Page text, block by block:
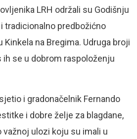
LRH održali su Godišnju
tradicionalno predbožićno
na Bregima. Udruga broji
ih se u dobrom raspoloženju
i gradonačelnik Fernando
i dobre želje za blagdane,
važnoj ulozi koju su imali u